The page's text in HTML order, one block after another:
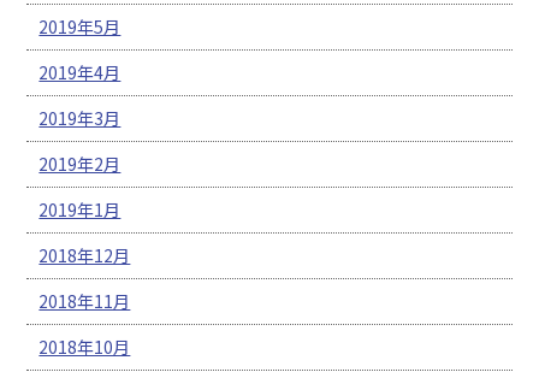
2019年5月
2019年4月
2019年3月
2019年2月
2019年1月
2018年12月
2018年11月
2018年10月